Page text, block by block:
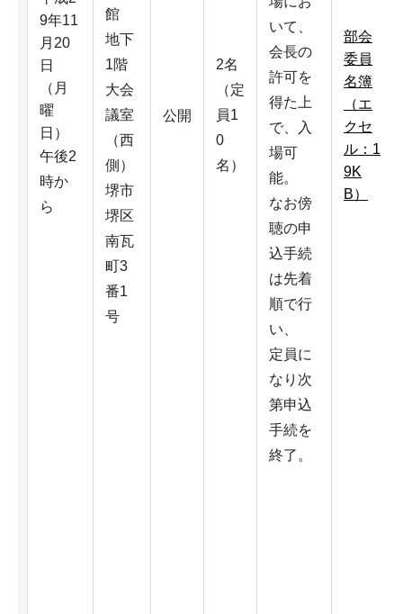
9年11
月20
日
（月
曜
日）
午後2
時か
ら
館
地下
1階
大会
議室
（西
側）
堺市
堺区
南瓦
町3
番1
号
公開
2名
（定
員1
0
名）
いて、
会長の
許可を
得た上
で、入
場可
能。
なお傍
聴の申
込手続
は先着
順で行
い、
定員に
なり次
第申込
手続を
終了。
部会
委員
名簿
（エ
クセ
ル：1
9K
B）